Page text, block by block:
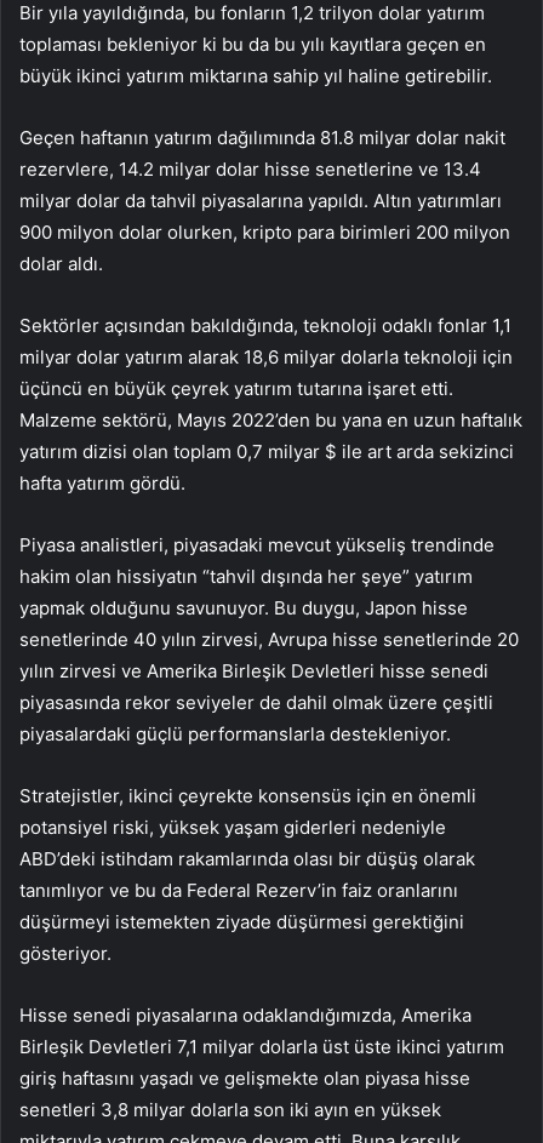
Bir yıla yayıldığında, bu fonların 1,2 trilyon dolar yatırım
toplaması bekleniyor ki bu da bu yılı kayıtlara geçen en
büyük ikinci yatırım miktarına sahip yıl haline getirebilir.
Geçen haftanın yatırım dağılımında 81.8 milyar dolar nakit
rezervlere, 14.2 milyar dolar hisse senetlerine ve 13.4
milyar dolar da tahvil piyasalarına yapıldı. Altın yatırımları
900 milyon dolar olurken, kripto para birimleri 200 milyon
dolar aldı.
Sektörler açısından bakıldığında, teknoloji odaklı fonlar 1,1
milyar dolar yatırım alarak 18,6 milyar dolarla teknoloji için
üçüncü en büyük çeyrek yatırım tutarına işaret etti.
Malzeme sektörü, Mayıs 2022’den bu yana en uzun haftalık
yatırım dizisi olan toplam 0,7 milyar $ ile art arda sekizinci
hafta yatırım gördü.
Piyasa analistleri, piyasadaki mevcut yükseliş trendinde
hakim olan hissiyatın “tahvil dışında her şeye” yatırım
yapmak olduğunu savunuyor. Bu duygu, Japon hisse
senetlerinde 40 yılın zirvesi, Avrupa hisse senetlerinde 20
yılın zirvesi ve Amerika Birleşik Devletleri hisse senedi
piyasasında rekor seviyeler de dahil olmak üzere çeşitli
piyasalardaki güçlü performanslarla destekleniyor.
Stratejistler, ikinci çeyrekte konsensüs için en önemli
potansiyel riski, yüksek yaşam giderleri nedeniyle
ABD’deki istihdam rakamlarında olası bir düşüş olarak
tanımlıyor ve bu da Federal Rezerv’in faiz oranlarını
düşürmeyi istemekten ziyade düşürmesi gerektiğini
gösteriyor.
Hisse senedi piyasalarına odaklandığımızda, Amerika
Birleşik Devletleri 7,1 milyar dolarla üst üste ikinci yatırım
giriş haftasını yaşadı ve gelişmekte olan piyasa hisse
senetleri 3,8 milyar dolarla son iki ayın en yüksek